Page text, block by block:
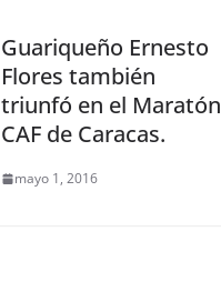
Guariqueño Ernesto
Flores también
triunfó en el Maratón
CAF de Caracas.
mayo 1, 2016